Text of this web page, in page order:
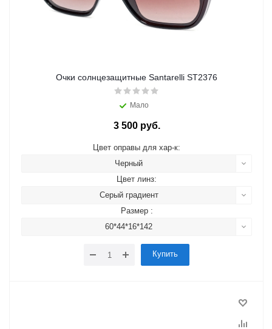
Очки солнцезащитные Santarelli ST2376
Мало
3 500 руб.
Цвет оправы для хар-к:
Черный
Цвет линз:
Серый градиент
Размер :
60*44*16*142
Купить